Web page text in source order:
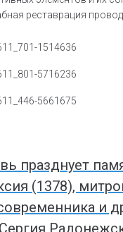
реставрация
празднует
(1378),
и